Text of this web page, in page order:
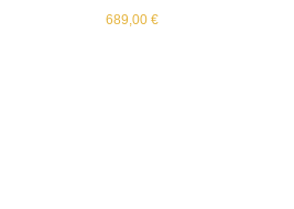
689,00 €